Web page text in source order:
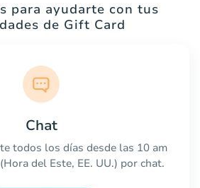
para ayudarte con tus
de Gift Card
Chat
todos los días desde las 10 am
del Este, EE. UU.) por chat.